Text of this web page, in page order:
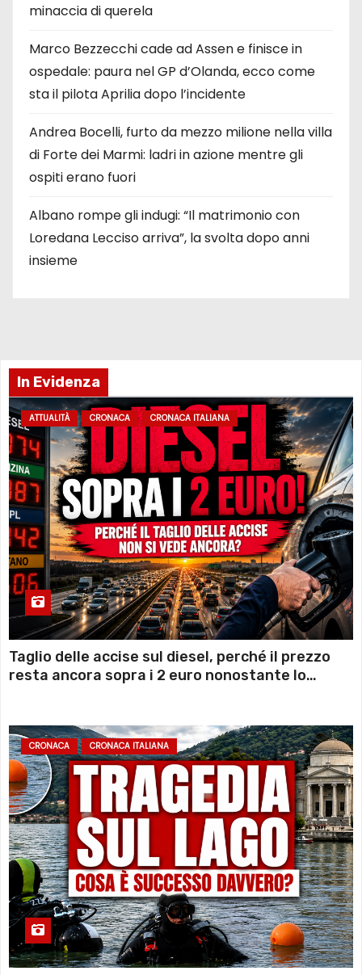
minaccia di querela
Marco Bezzecchi cade ad Assen e finisce in
ospedale: paura nel GP d’Olanda, ecco come
sta il pilota Aprilia dopo l’incidente
Andrea Bocelli, furto da mezzo milione nella villa
di Forte dei Marmi: ladri in azione mentre gli
ospiti erano fuori
Albano rompe gli indugi: “Il matrimonio con
Loredana Lecciso arriva”, la svolta dopo anni
insieme
In Evidenza
ATTUALITÀ CRONACA CRONACA ITALIANA
Taglio delle accise sul diesel, perché il prezzo
resta ancora sopra i 2 euro nonostante lo
CRONACA CRONACA ITALIANA